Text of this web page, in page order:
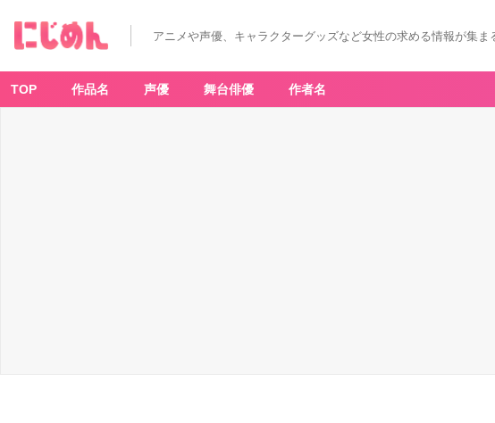
アニメや声優、キャラクターグッズなど女性の求める情報が集ま
TOP 作品名 声優 舞台俳優 作者名